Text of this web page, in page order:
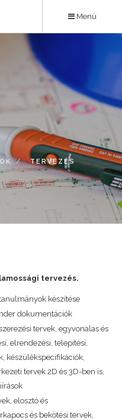
Menü
TERVEZÉS
tervezés.
készítése
dokumentációk
tervek, egyvonalas és
elrendezési, telepítési,
készülékspecifikációk,
tervek 2D és 3D-ben is,
elosztó és
és bekötési tervek,